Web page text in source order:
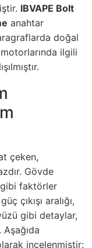
IBVAPE Bolt
anahtar
doğal
ilgili
çeken,
Gövde
gibi faktörler
çıkışı aralığı,
gibi detaylar,
incelenmiştir: